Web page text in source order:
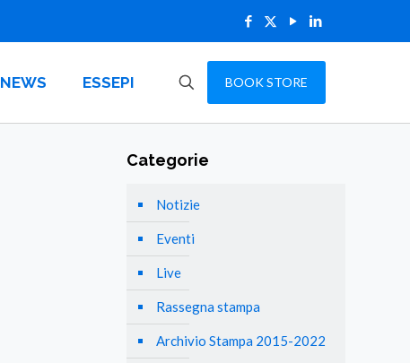
NEWS ESSEPI BOOK STORE
Categorie
Notizie
Eventi
Live
Rassegna stampa
Archivio Stampa 2015-2022